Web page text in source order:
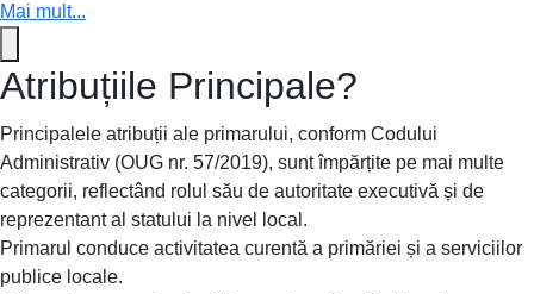
Mai mult...
Atribuțiile Principale?
Principalele atribuții ale primarului, conform Codului
Administrativ (OUG nr. 57/2019), sunt împărțite pe mai multe
categorii, reflectând rolul său de autoritate executivă și de
reprezentant al statului la nivel local.
Primarul conduce activitatea curentă a primăriei și a serviciilor
publice locale.